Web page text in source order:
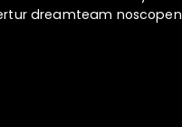
dreamteam